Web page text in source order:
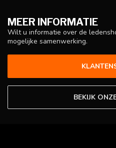
MEER INFORMATIE
Wilt u informatie over de
mogelijke samenwerking.
BEKIJK